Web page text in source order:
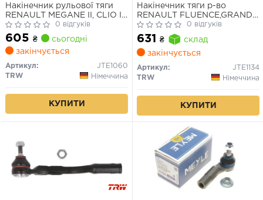
Накінечник рульової тяги
RENAULT MEGANE II, CLIO III,
SCENIC II 02- перед. міст
ліворуч (Вир-во TRW)
0 відгуків
605 ₴
сьогодні
закінчується
Артикул:
JTE1060
TRW
Німеччина
КУПИТИ
Накінечник тяги р-во
RENAULT FLUENCE,GRAND
SCENIC III, MEGANE III 08-
перед. міст зліва(Вир-во
TRW)
0 відгуків
631 ₴
склад
закінчується
Артикул:
JTE1134
TRW
Німеччина
КУПИТИ